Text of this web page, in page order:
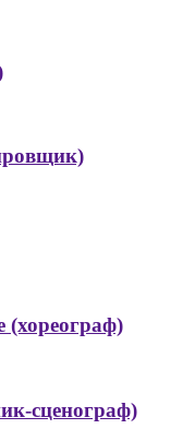
(хореограф)
сценограф)